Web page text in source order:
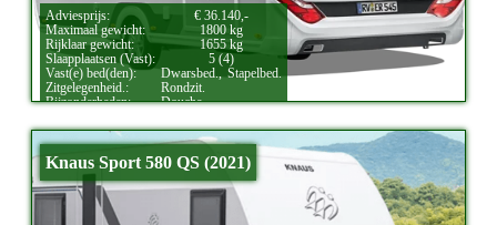
Adviesprijs:
€ 36.140,-
Maximaal gewicht:
1800 kg
Rijklaar gewicht:
1655 kg
Slaapplaatsen (Vast):
5 (4)
Vast(e) bed(den):
Dwarsbed., Stapelbed.
Zitgelegenheid.:
Rondzit.
Bijzonderheden:
Douche.
Knaus Sport 580 QS (2021)